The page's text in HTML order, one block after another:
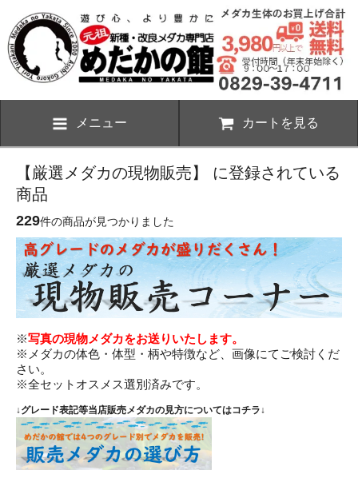
メニュー カートを見る
【厳選メダカの現物販売】 に登録されている
商品
229件の商品が見つかりました
※写真の現物メダカをお送りいたします。
※メダカの体色・体型・柄や特徴など、画像にてご検討くだ
さい。
※全セットオスメス選別済みです。
↓グレード表記等当店販売メダカの見方についてはコチラ↓